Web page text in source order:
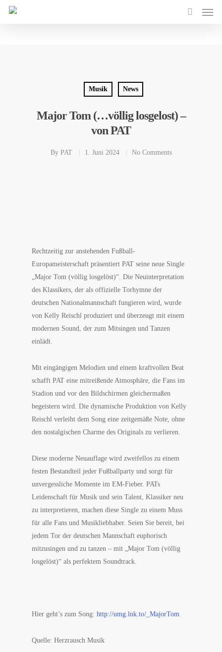
Musik News
Major Tom (…völlig losgelost) –
von PAT
By PAT 1. Juni 2024 No Comments
Rechtzeitig zur anstehenden Fußball-
Europameisterschaft präsentiert PAT seine neue Single
„Major Tom (völlig losgelöst)“. Die Neuinterpretation
des Klassikers, der als offizielle Torhymne der
deutschen Nationalmannschaft fungieren wird, wurde
von Kelly Reischl produziert und überzeugt mit einem
modernen Sound, der zum Mitsingen und Tanzen
einlädt.
Mit eingängigen Melodien und einem kraftvollen Beat
schafft PAT eine mitreißende Atmosphäre, die Fans im
Stadion und vor den Bildschirmen gleichermaßen
begeistern wird. Die dynamische Produktion von Kelly
Reischl verleiht dem Song eine zeitgemäße Note, ohne
den nostalgischen Charme des Originals zu verlieren.
Diese moderne Neuauflage wird zweifellos zu einem
festen Bestandteil jeder Fußballparty und sorgt für
unvergessliche Momente im EM-Fieber. PATs
Leidenschaft für Musik und sein Talent, Klassiker neu
zu interpretieren, machen diese Single zu einem Muss
für alle Fans und Musikliebhaber. Seien Sie bereit, bei
jedem Tor der deutschen Mannschaft euphorisch
mitzusingen und zu tanzen – mit „Major Tom (völlig
losgelöst)“ als perfektem Soundtrack.
Hier geht’s zum Song: http://umg.lnk.to/_MajorTom
Quelle: Herzrausch Musik